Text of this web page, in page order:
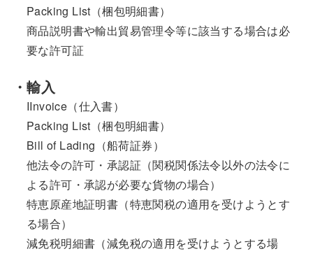
Packing List（梱包明細書）
商品説明書や輸出貿易管理令等に該当する場合は必
要な許可証
・輸入
IInvoice（仕入書）
Packing List（梱包明細書）
Bill of Lading（船荷証券）
他法令の許可・承認証（関税関係法令以外の法令に
よる許可・承認が必要な貨物の場合）
特恵原産地証明書（特恵関税の適用を受けようとす
る場合）
減免税明細書（減免税の適用を受けようとする場